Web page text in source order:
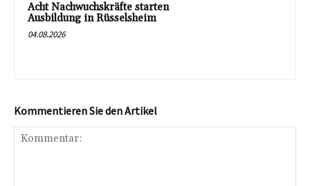
Acht Nachwuchskräfte starten
Ausbildung in Rüsselsheim
04.08.2026
Kommentieren Sie den Artikel